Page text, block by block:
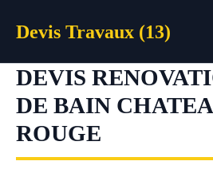
Devis Travaux (13)
DEVIS
DE BAIN
ROUGE